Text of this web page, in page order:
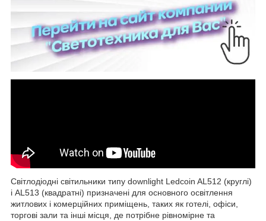
Світлодіодні світильники типу downlight Ledcoin AL512 (круглі)
і AL513 (квадратні) призначені для основного освітлення
житлових і комерційних приміщень, таких як готелі, офіси,
торгові зали та інші місця, де потрібне рівномірне та